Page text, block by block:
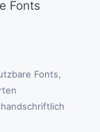
Fonts
Fonts,